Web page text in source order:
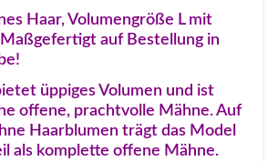
Haar, Volumengröße L mit
auf Bestellung in
üppiges Volumen und ist
offene, prachtvolle Mähne. Auf
Haarblumen trägt das Model
als komplette offene Mähne.